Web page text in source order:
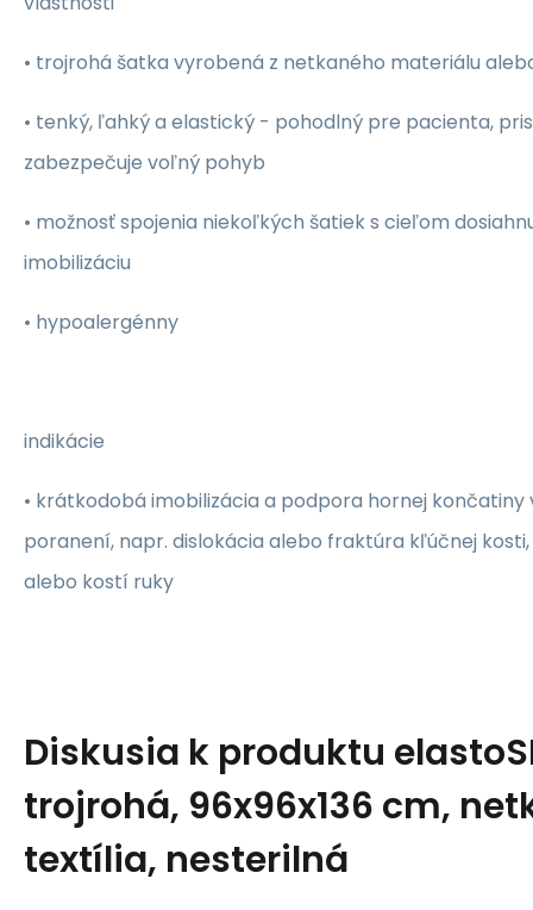
• trojrohá šatka vyrobená z netkaného materiálu
• tenký, ľahký a elastický - pohodlný pre pacienta,
zabezpečuje voľný pohyb
• možnosť spojenia niekoľkých šatiek s cieľom
imobilizáciu
• hypoalergénny
indikácie
• krátkodobá imobilizácia a podpora hornej
poranení, napr. dislokácia alebo fraktúra kľúčnej
alebo kostí ruky
Diskusia k produktu
trojrohá, 96x96x136 cm,
textília, nesterilná